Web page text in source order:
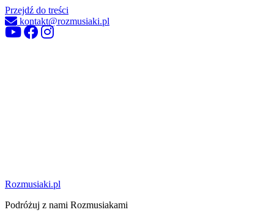
Przejdź do treści
kontakt@rozmusiaki.pl
Rozmusiaki.pl
Podróżuj z nami Rozmusiakami